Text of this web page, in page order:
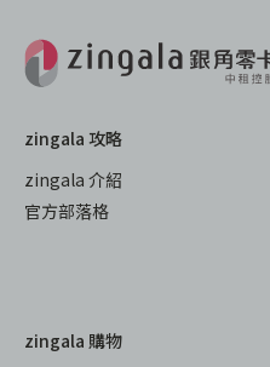
zingala 攻略
zingala 介紹
官方部落格
zingala 購物